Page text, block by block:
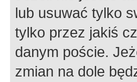
lub usuwać tylko
tylko przez jakiś
danym poście.
zmian na dole